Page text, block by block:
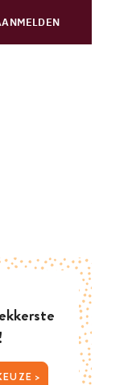
JOUW NIEUWSBRIEFKEUZE >